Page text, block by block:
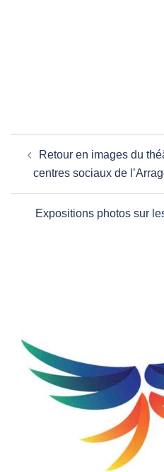
d’article
Retour en images du
centres sociaux de
Expositions photos sur